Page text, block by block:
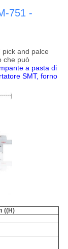
751 -
and palce
che può
a pasta di
SMT, forno
((H)